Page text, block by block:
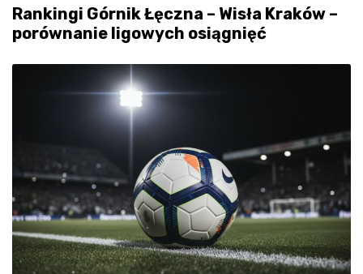
Rankingi Górnik Łęczna – Wisła Kraków –
porównanie ligowych osiągnięć